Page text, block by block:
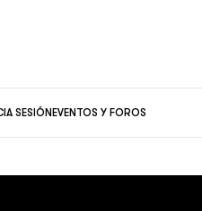
SESIÓNEVENTOS Y FOROS